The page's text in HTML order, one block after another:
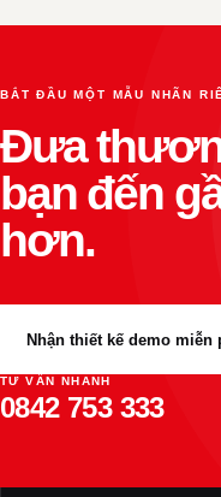
BẮT ĐẦU MỘT MẪU NHÃN
Đưa
bạn đến
hơn.
Nhận thiết kế demo miễn
TƯ VẤN NHANH
0842 753 333